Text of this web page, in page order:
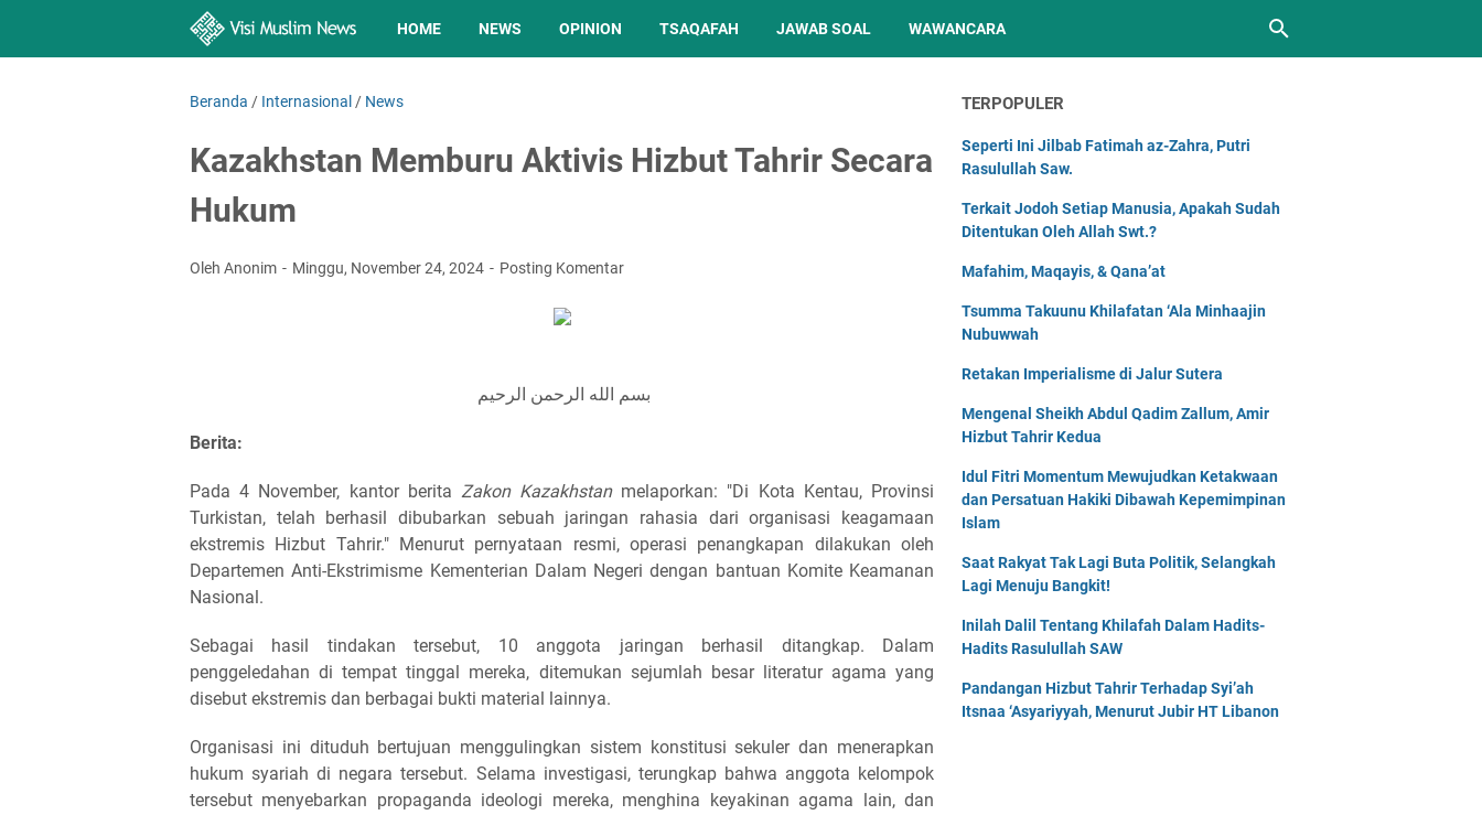
HOME NEWS OPINION TSAQAFAH JAWAB SOAL WAWANCARA
Beranda / Internasional / News
Kazakhstan Memburu Aktivis Hizbut Tahrir Secara
Hukum
Oleh Anonim Minggu, November 24, 2024 Posting Komentar
بسم الله الرحمن الرحيم
Berita:
Pada 4 November, kantor berita Zakon Kazakhstanmelaporkan: "Di Kota Kentau, Provinsi
Turkistan, telah berhasil dibubarkan sebuah jaringan rahasia dari organisasi keagamaan
ekstremis Hizbut Tahrir." Menurut pernyataan resmi, operasi penangkapan dilakukan oleh
Departemen Anti-Ekstrimisme Kementerian Dalam Negeri dengan bantuan Komite Keamanan
Nasional.
Sebagai hasil tindakan tersebut, 10 anggota jaringan berhasil ditangkap. Dalam
penggeledahan di tempat tinggal mereka, ditemukan sejumlah besar literatur agama yang
disebut ekstremis dan berbagai bukti material lainnya.
Organisasi ini dituduh bertujuan menggulingkan sistem konstitusi sekuler dan menerapkan
hukum syariah di negara tersebut. Selama investigasi, terungkap bahwa anggota kelompok
tersebut menyebarkan propaganda ideologi mereka, menghina keyakinan agama lain, dan
TERPOPULER
Seperti Ini Jilbab Fatimah az-Zahra, Putri
Rasulullah Saw.
Terkait Jodoh Setiap Manusia, Apakah Sudah
Ditentukan Oleh Allah Swt.?
Mafahim, Maqayis, & Qana’at
Tsumma Takuunu Khilafatan ‘Ala Minhaajin
Nubuwwah
Retakan Imperialisme di Jalur Sutera
Mengenal Sheikh Abdul Qadim Zallum, Amir
Hizbut Tahrir Kedua
Idul Fitri Momentum Mewujudkan Ketakwaan
dan Persatuan Hakiki Dibawah Kepemimpinan
Islam
Saat Rakyat Tak Lagi Buta Politik, Selangkah
Lagi Menuju Bangkit!
Inilah Dalil Tentang Khilafah Dalam Hadits-
Hadits Rasulullah SAW
Pandangan Hizbut Tahrir Terhadap Syi’ah
Itsnaa ‘Asyariyyah, Menurut Jubir HT Libanon